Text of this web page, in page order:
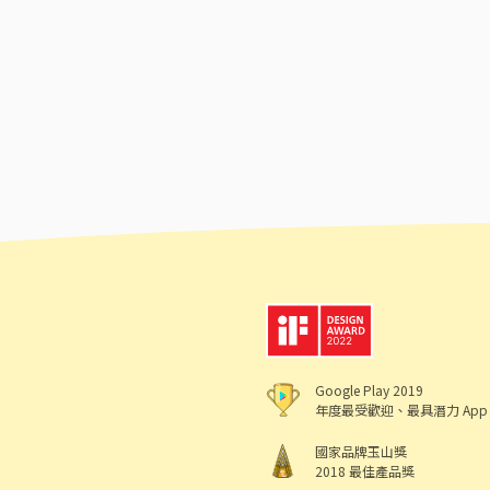
Google Play 2019
年度最受歡迎、最具潛力 App
國家品牌玉山獎
2018 最佳產品獎